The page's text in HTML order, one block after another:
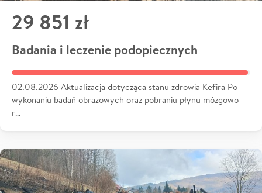
29 851 zł
Badania i leczenie podopiecznych
02.08.2026 Aktualizacja dotycząca stanu zdrowia Kefira Po
wykonaniu badań obrazowych oraz pobraniu płynu mózgowo-
r…